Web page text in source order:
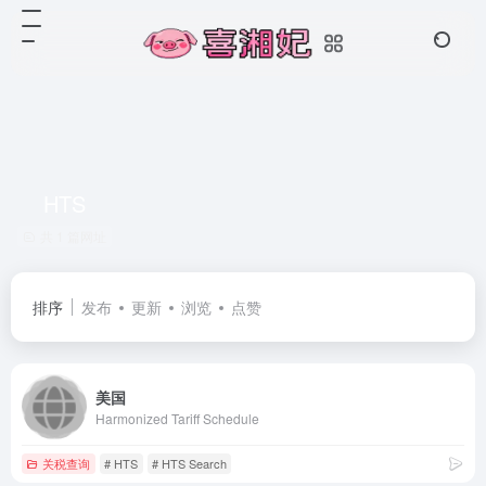
排序 发布 更新 浏览 点赞
美国
Harmonized Tariff Schedule
关税查询 # HTS # HTS Search